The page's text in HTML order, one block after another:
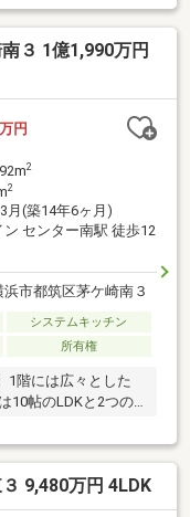
弾む対面式キッチ
で客間など多目的
は明るく開放的な吹
環境・横浜市立茅
気軽にお問い合わ
３ 1億1,990万円
万円
2
2
月(築14年6ヶ月)
ン センター南駅 徒歩12
市都筑区茅ケ崎南３
システムキッチン
所有権
1階には広々とした
10帖のLDKと2つの
はじめ、季節物の収
玄関周りがスッキリ
や「納戸」など、暮
です。【開放感あふ
9,480万円 4LDK